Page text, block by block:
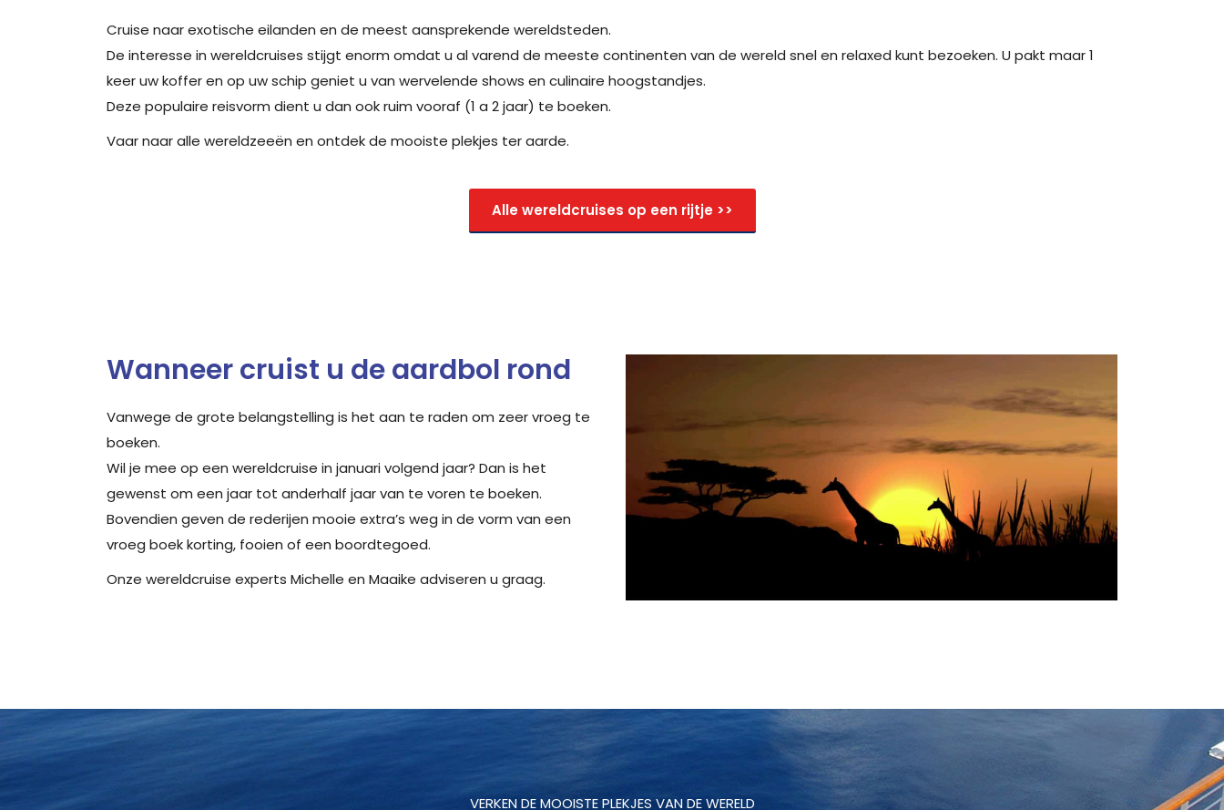
Cruise naar exotische eilanden en de meest aansprekende wereldsteden.
De interesse in wereldcruises stijgt enorm omdat u al varend de meeste continenten van de wereld snel en relaxed kunt bezoeken. U pakt maar 1
keer uw koffer en op uw schip geniet u van wervelende shows en culinaire hoogstandjes.
Deze populaire reisvorm dient u dan ook ruim vooraf (1 a 2 jaar) te boeken.
Vaar naar alle wereldzeeën en ontdek de mooiste plekjes ter aarde.
Alle wereldcruises op een rijtje >>
Wanneer cruist u de aardbol rond
Vanwege de grote belangstelling is het aan te raden om zeer vroeg te
boeken.
Wil je mee op een wereldcruise in januari volgend jaar? Dan is het
gewenst om een jaar tot anderhalf jaar van te voren te boeken.
Bovendien geven de rederijen mooie extra’s weg in de vorm van een
vroeg boek korting, fooien of een boordtegoed.
Onze wereldcruise experts Michelle en Maaike adviseren u graag.
VERKEN DE MOOISTE PLEKJES VAN DE WERELD